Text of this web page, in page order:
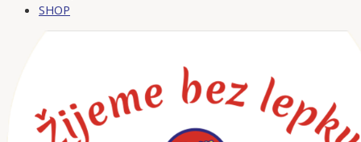
SHOP